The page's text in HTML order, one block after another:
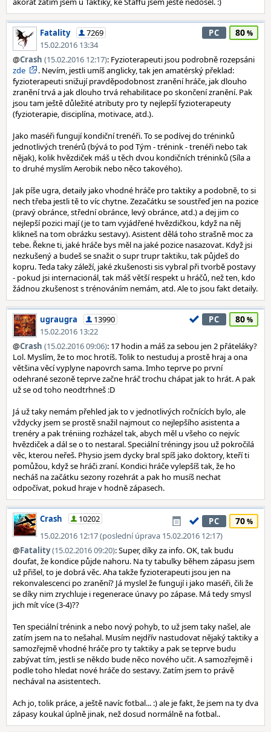
Fatality
7269
15.02.2016 13:34
PC 80
@Crash (15.02.2016 12:17): Fyzioterapeuti jsou podrobně rozepsáni
zde
. Nevím, jestli umíš anglicky, tak jen amatérský překlad:
fyzioterapeuti snižují pravděpodobnost zranění hráče, jak dlouho
zranění trvá a jak dlouho trvá rehabilitace po skončení zranění. Pak
jsou tam ještě důležité atributy pro ty nejlepší fyzioterapeuty
(fyzioterapie, disciplína, motivace, atd.).
Jako maséři fungují kondiční trenéři. To se podívej do tréninků
jednotlivých trenérů (bývá to pod Tým - trénink - trenéři nebo tak
nějak), kolik hvězdiček máš u těch dvou kondičních tréninků (Síla a
to druhé myslím Aerobik nebo něco takového).
Jak píše ugra, detaily jako vhodné hráče pro taktiky a podobně, to si
nech třeba jestli tě to víc chytne. Zezačátku se soustřeď jen na pozice
(pravý obránce, střední obránce, levý obránce, atd.) a dej jim co
nejlepší pozici mají (je to tam vyjádřené hvězdičkou, když na něj
klikneš na tom obrázku sestavy). Asistent dělá toho strašně moc za
tebe. Řekne ti, jaké hráče bys měl na jaké pozice nasazovat. Když jsi
nezkušený a budeš se snažit o supr trupr taktiku, tak půjdeš do
kopru. Teda taky záleží, jaké zkušenosti sis vybral při tvorbě postavy
- pokud jsi internacionál, tak máš větší respekt u hráčů, než ten, kdo
žádnou zkušenost s trénováním nemám, atd. Ale to jsou fakt detaily.
ugraugra
13990
15.02.2016 13:22
PC 80
@Crash (15.02.2016 09:06): 17 hodin a máš za sebou jen 2 přáteláky?
Lol. Myslím, že to moc hrotíš. Tolik to nestuduj a prostě hraj a ona
většina věcí vyplyne napovrch sama. Imho teprve po první
odehrané sezoně teprve začne hráč trochu chápat jak to hrát. A pak
už se od toho neodtrhneš :D
Já už taky nemám přehled jak to v jednotlivých ročnících bylo, ale
vždycky jsem se prostě snažil najmout co nejlepšího asistenta a
trenéry a pak tréniing rozházel tak, abych měl u všeho co nejvíc
hvězdiček a dál se o to nestaral. Speciální tréningy jsou už pokročilá
věc, kterou neřeš. Physio jsem dycky bral spíš jako doktory, kteří ti
pomůžou, když se hráči zraní. Kondici hráče vylepšíš tak, že ho
necháš na začátku sezony rozehrát a pak ho musíš nechat
odpočívat, pokud hraje v hodně zápasech.
Crash
10202
15.02.2016 12:17 (poslední úprava 15.02.2016 12:17)
PC 70
@Fatality(15.02.2016 09:20): Super, díky za info. OK, tak budu
doufat, že kondice půjde nahoru. Na ty tabulky během zápasu jsem
už přišel, to je dobrá věc. Aha takže fyzioterapeuti jsou jen na
rekonvalescenci po zranění? Já myslel že fungují i jako maséři, čili že
se díky nim zrychluje i regenerace únavy po zápase. Má tedy smysl
jich mít více (3-4)??
Ten speciální trénink a nebo nový pohyb, to už jsem taky našel, ale
zatím jsem na to nešahal. Musím nejdřív nastudovat nějaký taktiky a
samozřejmě vhodné hráče pro ty taktiky a pak se teprve budu
zabývat tím, jestli se někdo bude něco nového učit. A samozřejmě i
podle toho hledat nové hráče do sestavy. Zatím jsem to právě
nechával na asistentech.
Ach jo, tolik práce, a ještě navíc fotbal... :) ale je fakt, že jsem na ty dva
zápasy koukal úplně jinak, než dosud normálně na fotbal..